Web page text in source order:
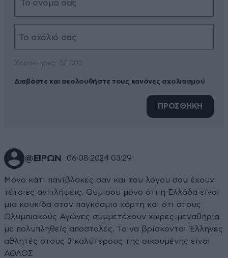
Διαβάστε και ακολουθήστε τους κανόνες σχολιασμού
ΠΡΟΣΘΗΚΗ
@ΕΙΡΩΝ 06·08·2024 03:29
Μόνο κάτι πανίβλακες σαν και του λόγου σου έχουν
τέτοιες αντιλήψεις. Θυμισου μόνο ότι η Ελλάδα είναι
μια κουκίδα στον παγκόσμιο χάρτη και ότι στους
Ολυμπιακούς Αγώνες συμμετέχουν χωρες-μεγαθήρια
με πολυπληθείς αποστολές. Το να βρίσκονται Έλληνες
αθλητές στους 3 καλύτερους της οικουμένης είναι
ΑΘΛΟΣ